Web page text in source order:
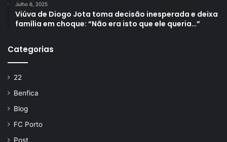
Julho 6, 2025
Viúva de Diogo Jota toma decisão inesperada e deixa
família em choque: “Não era isto que ele queria…”
Categorias
22
Benfica
Blog
FC Porto
Post